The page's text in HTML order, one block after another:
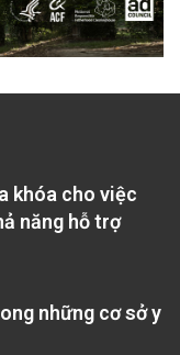
khóa cho việc
năng hỗ trợ
những cơ sở y